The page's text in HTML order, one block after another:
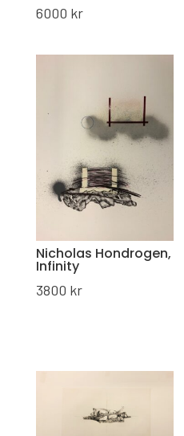
6000 kr
Nicholas Hondrogen,
Infinity
3800 kr